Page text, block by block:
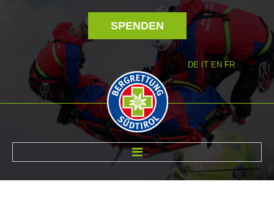
SPENDEN
DE IT EN FR